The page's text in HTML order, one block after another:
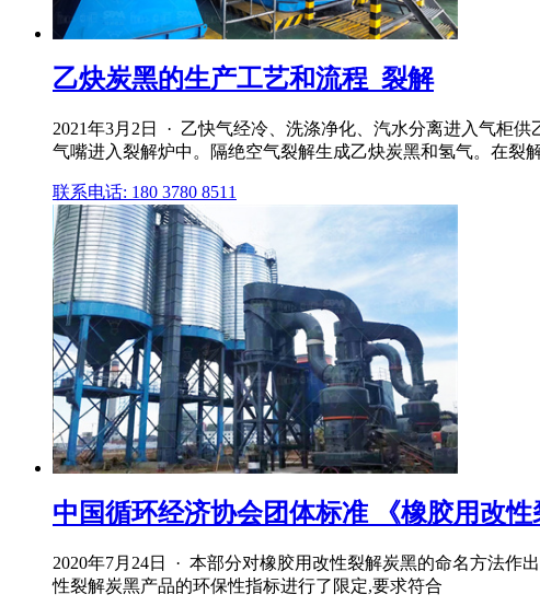
乙炔炭黑的生产工艺和流程_裂解
2021年3月2日 · 乙快气经冷、洗涤净化、汽水分离进入气柜
气嘴进入裂解炉中。隔绝空气裂解生成乙炔炭黑和氢气。在裂
联系电话: 180 3780 8511
中国循环经济协会团体标准 《橡胶用改
2020年7月24日 · 本部分对橡胶用改性裂解炭黑的命名方法作
性裂解炭黑产品的环保性指标进行了限定,要求符合